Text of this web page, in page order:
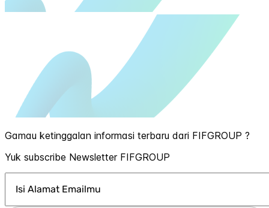
Gamau ketinggalan informasi terbaru dari FIFGROUP ?
Yuk subscribe Newsletter FIFGROUP